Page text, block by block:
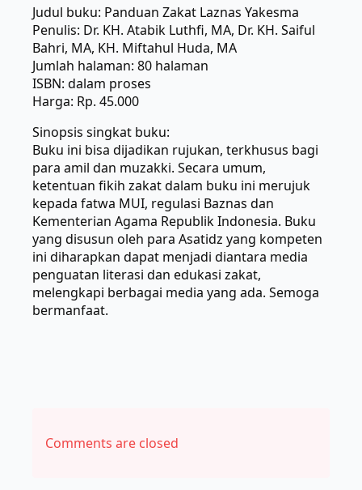
Judul buku: Panduan Zakat Laznas Yakesma
Penulis: Dr. KH. Atabik Luthfi, MA, Dr. KH. Saiful
Bahri, MA, KH. Miftahul Huda, MA
Jumlah halaman: 80 halaman
ISBN: dalam proses
Harga: Rp. 45.000
Sinopsis singkat buku:
Buku ini bisa dijadikan rujukan, terkhusus bagi
para amil dan muzakki. Secara umum,
ketentuan fikih zakat dalam buku ini merujuk
kepada fatwa MUI, regulasi Baznas dan
Kementerian Agama Republik Indonesia. Buku
yang disusun oleh para Asatidz yang kompeten
ini diharapkan dapat menjadi diantara media
penguatan literasi dan edukasi zakat,
melengkapi berbagai media yang ada. Semoga
bermanfaat.
Comments are closed